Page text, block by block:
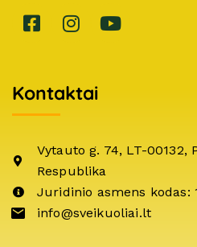
Kontaktai
Vytauto g. 74, LT-00132,
Respublika
Juridinio asmens kodas:
info@sveikuoliai.lt